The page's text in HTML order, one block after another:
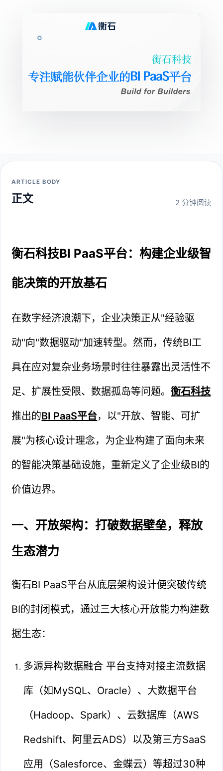
ARTICLE BODY
正文 2 分钟阅读
衡石科技BI PaaS平台：构建企业级智
能决策的开放基石
在数字经济浪潮下，企业决策正从"经验驱
动"向"数据驱动"加速转型。然而，传统BI工
具在应对复杂业务场景时往往暴露出灵活性不
足、扩展性受限、数据孤岛等问题。衡石科技
推出的BI PaaS平台，以"开放、智能、可扩
展"为核心设计理念，为企业构建了面向未来
的智能决策基础设施，重新定义了企业级BI的
价值边界。
一、开放架构：打破数据壁垒，释放
生态潜力
衡石BI PaaS平台从底层架构设计便突破传统
BI的封闭模式，通过三大核心开放能力构建数
据生态：
多源异构数据融合 平台支持对接主流数据
库（如MySQL、Oracle）、大数据平台
（Hadoop、Spark）、云数据库（AWS
Redshift、阿里云ADS）以及第三方SaaS
应用（Salesforce、金蝶云）等超过30种